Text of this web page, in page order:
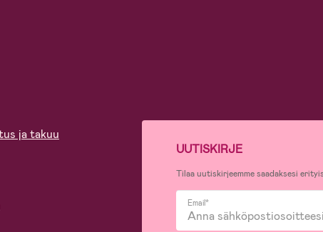
ja takuu
UUTISKIRJE
Tilaa uutiskirjeemme saadaksesi
Email*